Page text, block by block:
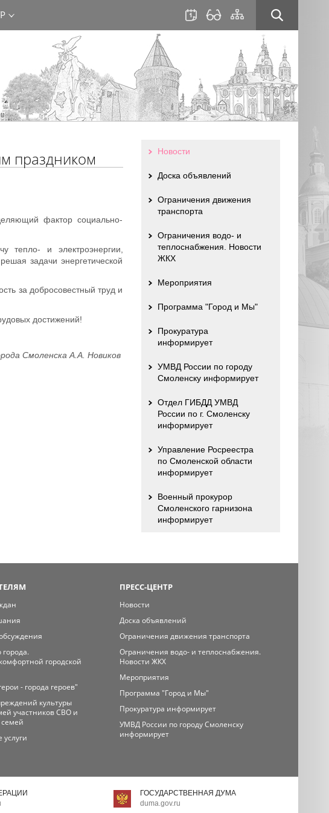
праздником
фактор социально-
тепло- и электроэнергии,
задачи энергетической
за добросовестный труд и
достижений!
Смоленска А.А. Новиков
Новости
Доска объявлений
Ограничения движения
транспорта
Ограничения водо- и
теплоснабжения. Новости
ЖКХ
Мероприятия
Программа "Город и Мы"
Прокуратура
информирует
УМВД России по городу
Смоленску информирует
Отдел ГИБДД УМВД
России по г. Смоленску
информирует
Управление Росреестра
по Смоленской области
информирует
Военный прокурор
Смоленского гарнизона
информирует
города.
городской
- города героев"
культуры
участников СВО и
ПРЕСС-ЦЕНТР
Новости
Доска объявлений
Ограничения движения транспорта
Ограничения водо- и теплоснабжения.
Новости ЖКХ
Мероприятия
Программа "Город и Мы"
Прокуратура информирует
УМВД России по городу Смоленску
информирует
ГОСУДАРСТВЕННАЯ ДУМА
duma.gov.ru